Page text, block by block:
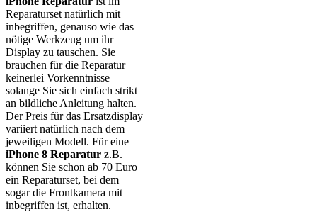
Reparaturset natürlich mit
inbegriffen, genauso wie das
nötige Werkzeug um ihr
Display zu tauschen. Sie
brauchen für die Reparatur
keinerlei Vorkenntnisse
solange Sie sich einfach strikt
an bildliche Anleitung halten.
Der Preis für das Ersatzdisplay
variiert natürlich nach dem
jeweiligen Modell. Für eine
iPhone 8 Reparatur z.B.
können Sie schon ab 70 Euro
ein Reparaturset, bei dem
sogar die Frontkamera mit
inbegriffen ist, erhalten.